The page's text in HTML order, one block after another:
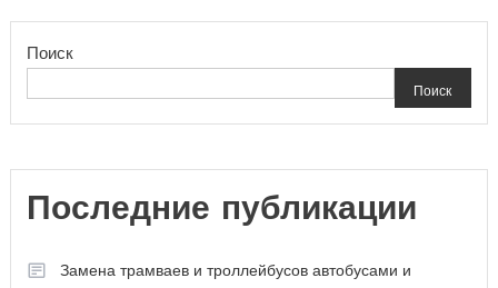
Поиск
Поиск
Последние публикации
Замена трамваев и троллейбусов автобусами и